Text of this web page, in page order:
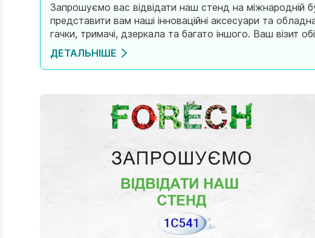
Запрошуємо вас відвідати наш стенд на міжнародній
представити вам наші інноваційні аксесуари та
гачки, тримачі, дзеркала та багато іншого. Ваш візит
ДЕТАЛЬНІШЕ